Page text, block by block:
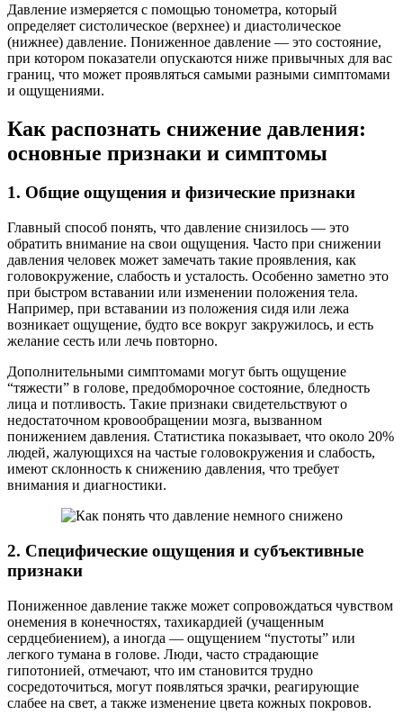
Давление измеряется с помощью тонометра, который
определяет систолическое (верхнее) и диастолическое
(нижнее) давление. Пониженное давление — это состояние,
при котором показатели опускаются ниже привычных для вас
границ, что может проявляться самыми разными симптомами
и ощущениями.
Как распознать снижение давления:
основные признаки и симптомы
1. Общие ощущения и физические признаки
Главный способ понять, что давление снизилось — это
обратить внимание на свои ощущения. Часто при снижении
давления человек может замечать такие проявления, как
головокружение, слабость и усталость. Особенно заметно это
при быстром вставании или изменении положения тела.
Например, при вставании из положения сидя или лежа
возникает ощущение, будто все вокруг закружилось, и есть
желание сесть или лечь повторно.
Дополнительными симптомами могут быть ощущение
“тяжести” в голове, предобморочное состояние, бледность
лица и потливость. Такие признаки свидетельствуют о
недостаточном кровообращении мозга, вызванном
понижением давления. Статистика показывает, что около 20%
людей, жалующихся на частые головокружения и слабость,
имеют склонность к снижению давления, что требует
внимания и диагностики.
2. Специфические ощущения и субъективные
признаки
Пониженное давление также может сопровождаться чувством
онемения в конечностях, тахикардией (учащенным
сердцебиением), а иногда — ощущением “пустоты” или
легкого тумана в голове. Люди, часто страдающие
гипотонией, отмечают, что им становится трудно
сосредоточиться, могут появляться зрачки, реагирующие
слабее на свет, а также изменение цвета кожных покровов.